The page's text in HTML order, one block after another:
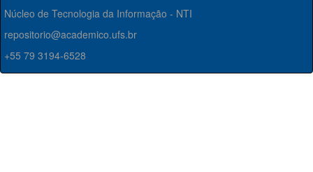
Núcleo de Tecnologia da Informação - NTI
repositorio@academico.ufs.br
+55 79 3194-6528